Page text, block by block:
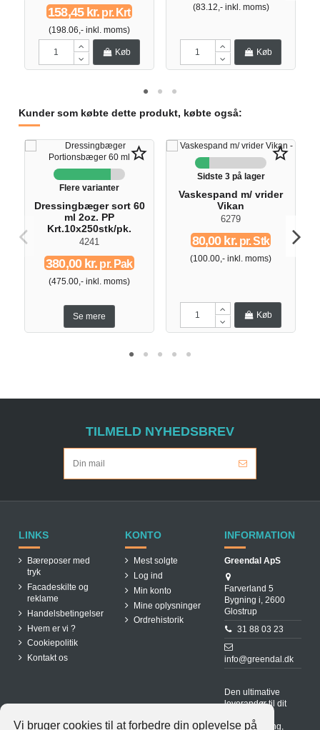
Vi bruger cookies til at forbedre din oplevelse på
158,45 kr. pr. Krt
(198.06,- inkl. moms)
Køb
(83.12,- inkl. moms)
Køb
Kunder som købte dette produkt, købte også:
star_border
Flere varianter
Dressingbæger sort 60
ml 2oz. PP
Krt.10x250stk/pk.
4241
380,00 kr. pr. Pak
(475.00,- inkl. moms)
Se mere
star_border
Sidste 3 på lager
Vaskespand m/ vrider
Vikan
6279
80,00 kr.pr. Stk
(100.00,- inkl. moms)
Køb
TILMELD NYHEDSBREV
LINKS
Bæreposer med
tryk
Facadeskilte og
reklame
Handelsbetingelser
Hvem er vi ?
Cookiepolitik
Kontakt os
KONTO
Mest solgte
Log ind
Min konto
Mine oplysninger
Ordrehistorik
INFORMATION
Greendal ApS
Farverland 5
Bygning i, 2600
Glostrup
31 88 03 23
info@greendal.dk
Den ultimative
leverandør til dit
Hurtig levering,